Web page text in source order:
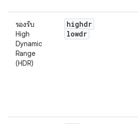
รองรับ
High
Dynamic
Range
(HDR)
highdr
lowdr